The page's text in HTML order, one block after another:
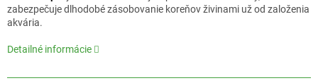
je
0,0
5
zabezpečuje dlhodobé zásobovanie koreňov živinami už od založenia
akvária.
Detailné informácie